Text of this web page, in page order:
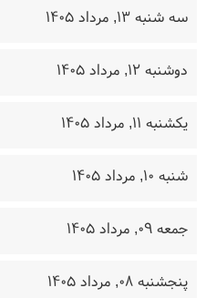
سه شنبه ۱۳, مرداد ۱۴۰۵
دوشنبه ۱۲, مرداد ۱۴۰۵
یکشنبه ۱۱, مرداد ۱۴۰۵
شنبه ۱۰, مرداد ۱۴۰۵
جمعه ۰۹, مرداد ۱۴۰۵
پنجشنبه ۰۸, مرداد ۱۴۰۵